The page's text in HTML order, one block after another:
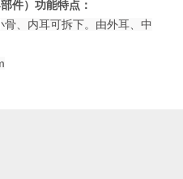
件） 功能特点：
、内耳可拆下。由外耳、中